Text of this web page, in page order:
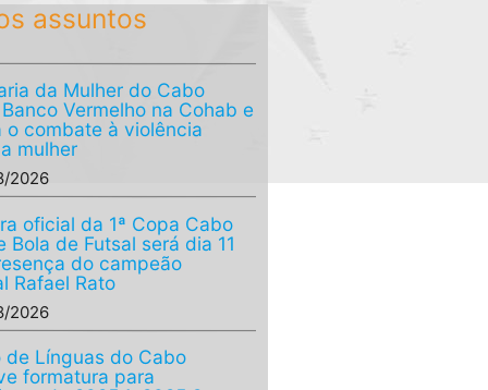
assuntos
da Mulher do Cabo
Vermelho na Cohab e
o combate à violência
mulher
2026
oficial da 1ª Copa Cabo
Bola de Futsal será dia 11
do campeão
Rafael Rato
2026
de Línguas do Cabo
formatura para